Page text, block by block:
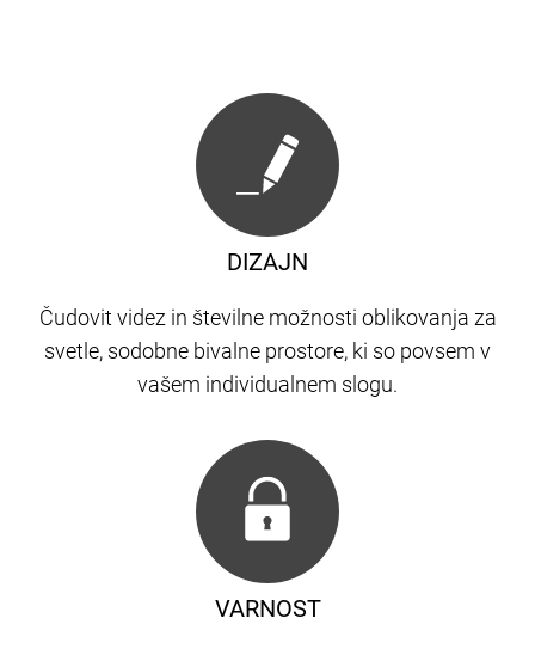
DIZAJN
Čudovit videz in številne možnosti oblikovanja za
svetle, sodobne bivalne prostore, ki so povsem v
vašem individualnem slogu.
VARNOST